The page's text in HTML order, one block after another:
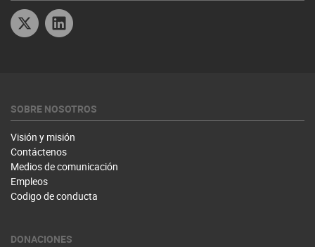
Twitter
SOBRE NOSOTROS
Visión y misión
Contáctenos
Medios de comunicación
Empleos
Codigo de conducta
DONACIONES